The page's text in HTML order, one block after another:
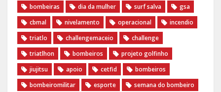
bombeiras
dia da mulher surf salva
gsa
cbmal
nivelamento operacional
incendio
triatlo
challengemaceio
challenge
triatlhon
bombeiros
projeto golfinho
jiujitsu
apoio cetfid
bombeiros
bombeiromilitar
esporte
semana do bombeiro